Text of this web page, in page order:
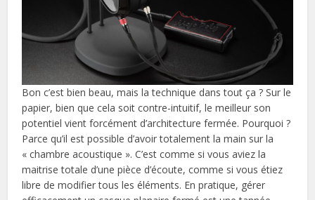
Bon c’est bien beau, mais la technique dans tout ça ? Sur le
papier, bien que cela soit contre-intuitif, le meilleur son
potentiel vient forcément d’architecture fermée. Pourquoi ?
Parce qu’il est possible d’avoir totalement la main sur la
« chambre acoustique ». C’est comme si vous aviez la
maitrise totale d’une pièce d’écoute, comme si vous étiez
libre de modifier tous les éléments. En pratique, gérer